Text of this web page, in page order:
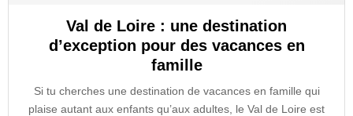
Val de Loire : une destination
d’exception pour des vacances en
famille
Si tu cherches une destination de vacances en famille qui
plaise autant aux enfants qu’aux adultes, le Val de Loire est